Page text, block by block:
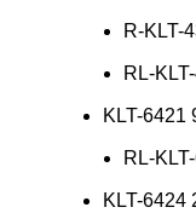
R-KLT-
RL-
KLT-6421
RL-
KLT-6424